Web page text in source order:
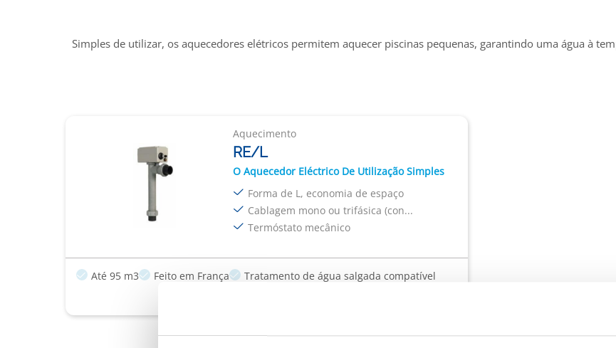
Simples de utilizar, os aquecedores elétricos permitem aquecer piscinas pequenas, garantindo uma água à
Aquecimento
RE/L
O Aquecedor Eléctrico De Utilização Simples
Forma de L, economia de espaço
Cablagem mono ou trifásica (con...
Termóstato mecânico
Até 95 m3 Feito em França Tratamento de água salgada compatível